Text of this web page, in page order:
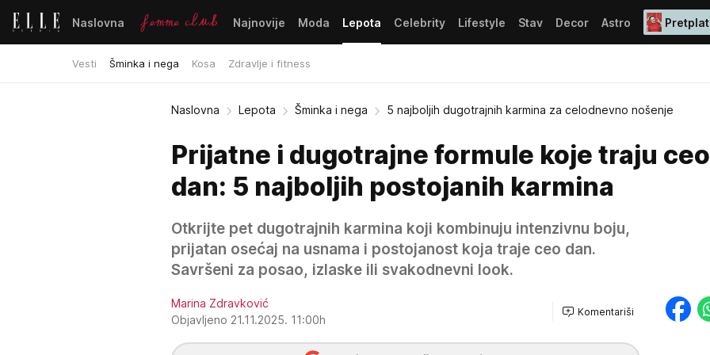
Naslovna Najnovije Moda Lepota
Vesti Šminka i nega Kosa Zdravlje i fitness
Celebrity Lifestyle Stav Decor Astro
Naslovna Lepota Šminka i nega 5 najboljih dugotrajnih karmina za celodnevno nošenje
Prijatne i dugotrajne formule koje traju ceo
dan: 5 najboljih postojanih karmina
Otkrijte pet dugotrajnih karmina koji kombinuju intenzivnu boju,
prijatan osećaj na usnama i postojanost koja traje ceo dan.
Savršeni za posao, izlaske ili svakodnevni look.
Marina Zdravković
Objavljeno 21.11.2025. 11:00h
Komentariši